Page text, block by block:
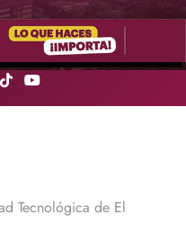
Tecnológica de El